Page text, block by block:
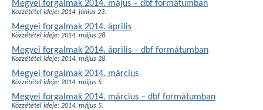
Megyei forgalmak 2014. május – dbf formátumban
Közzététel ideje: 2014. június 23.
Megyei forgalmak 2014. április
Közzététel ideje: 2014. május 28.
Megyei forgalmak 2014. április – dbf formátumban
Közzététel ideje: 2014. május 28.
Megyei forgalmak 2014. március
Közzététel ideje: 2014. május 5.
Megyei forgalmak 2014. március – dbf formátumban
Közzététel ideje: 2014. május 5.